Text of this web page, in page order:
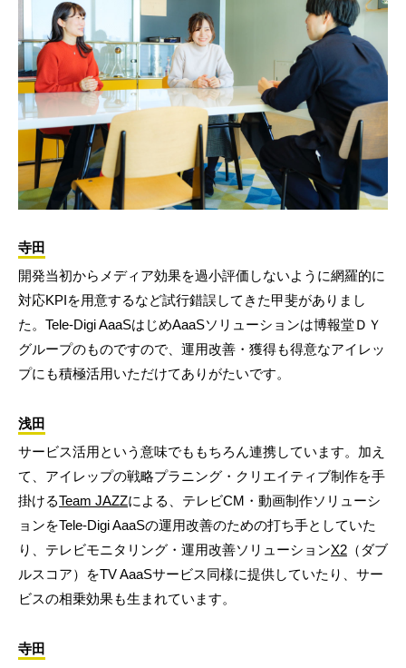
寺田
開発当初からメディア効果を過小評価しないように網羅的に
対応KPIを用意するなど試行錯誤してきた甲斐がありまし
た。Tele-Digi AaaSはじめAaaSソリューションは博報堂ＤＹ
グループのものですので、運用改善・獲得も得意なアイレッ
プにも積極活用いただけてありがたいです。
浅田
サービス活用という意味でももちろん連携しています。加え
て、アイレップの戦略プラニング・クリエイティブ制作を手
掛けるTeam JAZZによる、テレビCM・動画制作ソリューシ
ョンをTele-Digi AaaSの運用改善のための打ち手としていた
り、テレビモニタリング・運用改善ソリューションX2 （ダブ
ルスコア）をTV AaaSサービス同様に提供していたり、サー
ビスの相乗効果も生まれています。
寺田